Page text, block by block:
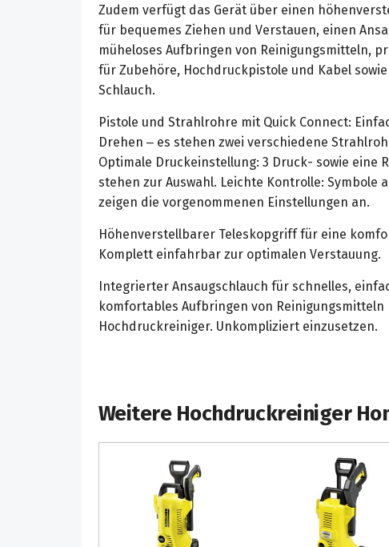
Zudem verfügt das Gerät über einen
für bequemes Ziehen und Verstauen, einen
müheloses Aufbringen von Reinigungsmitteln,
für Zubehöre, Hochdruckpistole und Kabel
Schlauch.
Pistole und Strahlrohre mit Quick Connect:
Drehen – es stehen zwei verschiedene
Optimale Druckeinstellung: 3 Druck- sowie eine
stehen zur Auswahl. Leichte Kontrolle: Symbole
zeigen die vorgenommenen Einstellungen an.
Höhenverstellbarer Teleskopgriff für eine
Komplett einfahrbar zur optimalen Verstauung.
Integrierter Ansaugschlauch für schnelles,
komfortables Aufbringen von Reinigungsmitteln
Hochdruckreiniger. Unkompliziert einzusetzen.
Weitere Hochdruckreiniger